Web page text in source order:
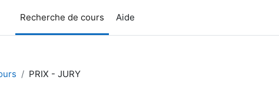
Recherche de cours
Aide
PRIX - JURY